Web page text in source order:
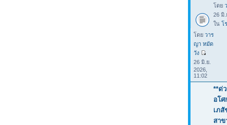
โดย
26 มิ.
ใน โ
โดย วาร
ญา หมัด
วัง
26 มิ.ย.
2026,
11:02
**ด่
อโ
เภสั
สาข